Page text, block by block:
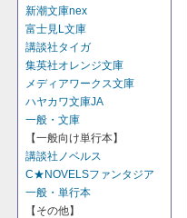
新潮文庫nex
富士見L文庫
講談社タイガ
集英社オレンジ文庫
メディアワークス文庫
ハヤカワ文庫JA
一般・文庫
【一般向け単行本】
講談社ノベルス
C★NOVELSファンタジア
一般・単行本
【その他】